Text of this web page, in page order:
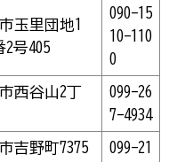
玉里団地1
2号405
090-15
10-110
0
西谷山2丁
099-26
7-4934
吉野町7375
099-21